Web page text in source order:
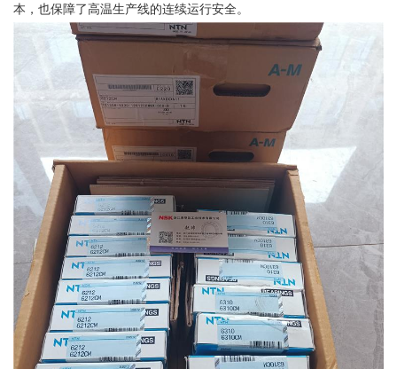
本，也保障了高温生产线的连续运行安全。